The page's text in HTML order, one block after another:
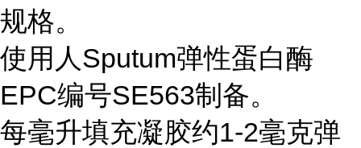
规格。
使用人Sputum弹性蛋白酶
EPC编号SE563制备。
每毫升填充凝胶约1-2毫克弹